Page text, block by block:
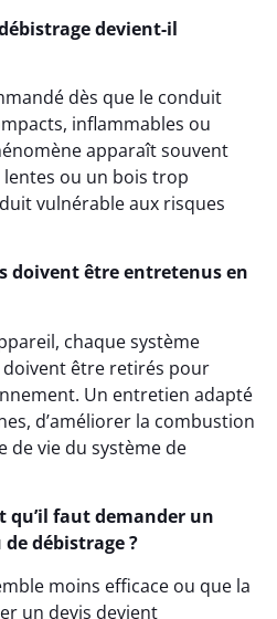
devient-il
dès que le conduit
inflammables ou
apparaît souvent
ou un bois trop
vulnérable aux risques
doivent être entretenus en
chaque système
être retirés pour
Un entretien adapté
d’améliorer la combustion
de vie du système de
qu’il faut demander un
débistrage ?
moins efficace ou que la
un devis devient